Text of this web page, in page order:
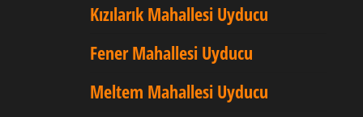
Kızılarık Mahallesi Uyducu
Fener Mahallesi Uyducu
Meltem Mahallesi Uyducu